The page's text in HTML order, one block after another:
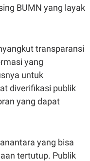
BUMN yang layak
transparansi
yang
untuk
diverifikasi publik
yang dapat
yang bisa
tertutup. Publik